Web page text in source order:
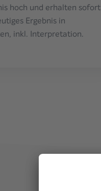
hoch und erhalten sofort
Ergebnis in
inkl. Interpretation.